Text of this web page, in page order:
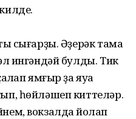
сығарҙы. Әҙерәк тамаҡ
ингәндәй булды. Тик
ямғыр ҙа яуа
һөйләшеп киттеләр.
вокзалда йоҡлап